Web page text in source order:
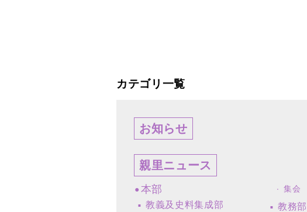
カテゴリ一覧
お知らせ
親里ニュース
本部
教義及史料集成部
集会
教務部